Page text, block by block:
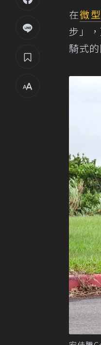
在微
步」
騎式